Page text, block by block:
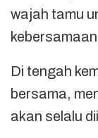
wajah tamu
Di tengah
bersama,
akan selalu